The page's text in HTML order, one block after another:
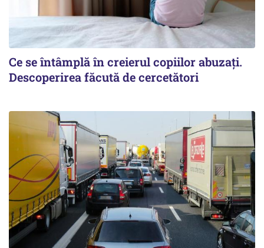
Ce se întâmplă în creierul copiilor abuzați.
Descoperirea făcută de cercetători